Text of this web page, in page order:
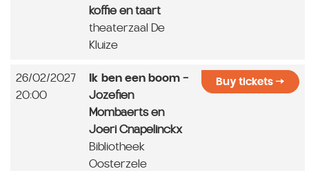
koffie en taart
theaterzaal De
Kluize
26/02/2027
20:00
Ik ben een boom -
Jozefien
Mombaerts en
Joeri Cnapelinckx
Bibliotheek
Oosterzele
Buy tickets